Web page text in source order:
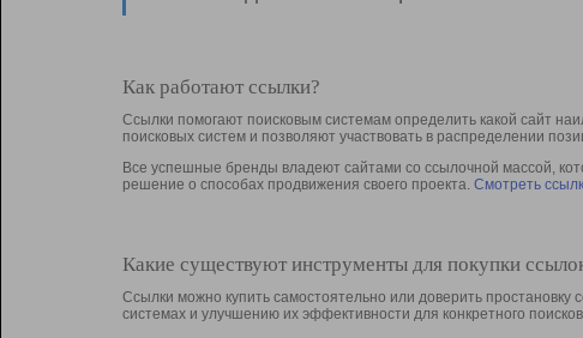
Как работают ссылки?
Ссылки помогают поисковым системам определить какой сайт
поисковых систем и позволяют участвовать в раcпределении
Все успешные бренды владеют сайтами со ссылочной массой,
решение о способах продвижения своего проекта. Смотреть
Какие существуют инструменты для покупки
Ссылки можно купить самостоятельно или доверить
системах и улучшению их эффективности для конкретного